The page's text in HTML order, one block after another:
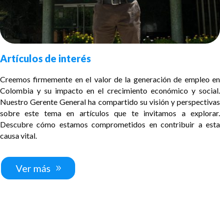
Artículos de interés
Creemos firmemente en el valor de la generación de empleo en
Colombia y su impacto en el crecimiento económico y social.
Nuestro Gerente General ha compartido su visión y perspectivas
sobre este tema en artículos que te invitamos a explorar.
Descubre cómo estamos comprometidos en contribuir a esta
causa vital.
Ver más